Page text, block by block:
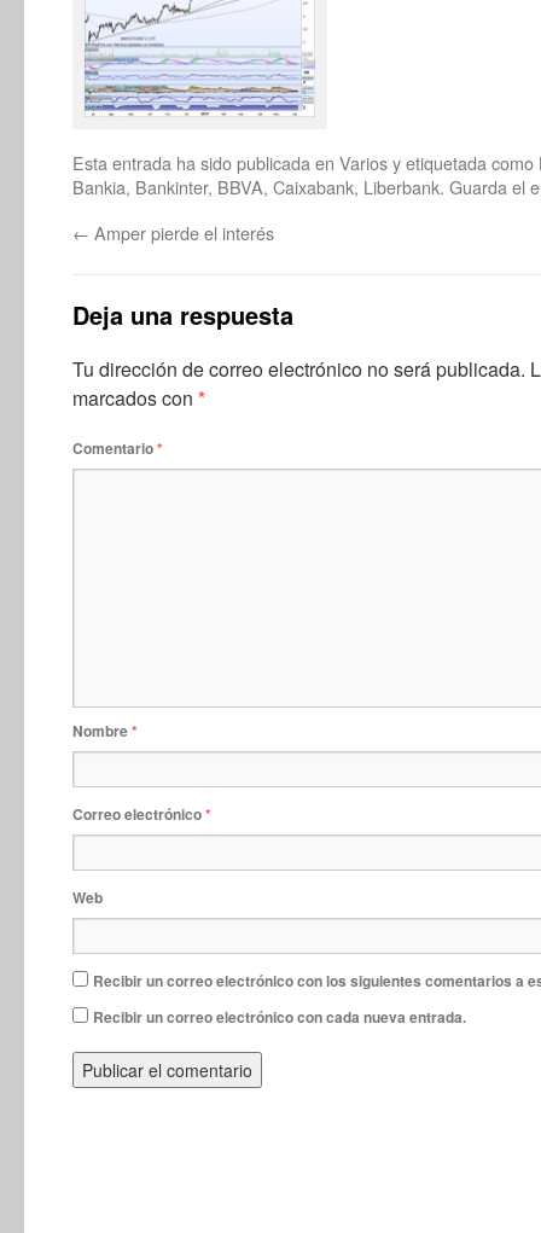
Esta entrada ha sido publicada en Variosy etiquetada como
Bankia, Bankinter, BBVA, Caixabank, Liberbank. Guarda el
← Amper pierde el interés
Deja una respuesta
Tu dirección de correo electrónico no será publicada.
marcados con *
Comentario*
Nombre*
Correo electrónico*
Web
Recibir un correo electrónico con los siguientes comentarios a
Recibir un correo electrónico con cada nueva entrada.